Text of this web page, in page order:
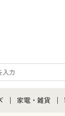
家電・雑貨